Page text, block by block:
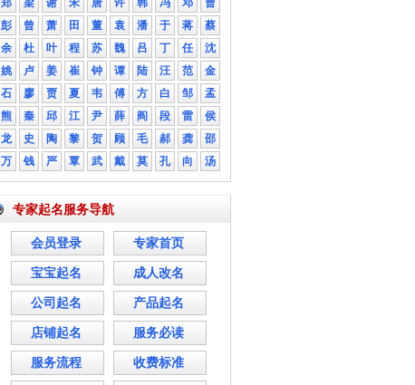
郑
梁 谢 宋 唐 许 韩 冯 邓
曹
彭
曾 萧 田 董 袁 潘 于 蒋
蔡
余
杜 叶 程 苏 魏 吕 丁 任
沈
姚
卢 姜 崔 钟 谭 陆 汪 范
金
石
廖 贾 夏 韦 傅 方 白 邹
孟
熊
秦 邱 江 尹 薛 阎 段 雷
侯
龙
史 陶 黎 贺 顾 毛 郝 龚
邵
万
钱 严 覃 武 戴 莫 孔 向 汤
专家起名服务导航
会员登录 专家首页
宝宝起名 成人改名
公司起名 产品起名
店铺起名 服务必读
服务流程 收费标准